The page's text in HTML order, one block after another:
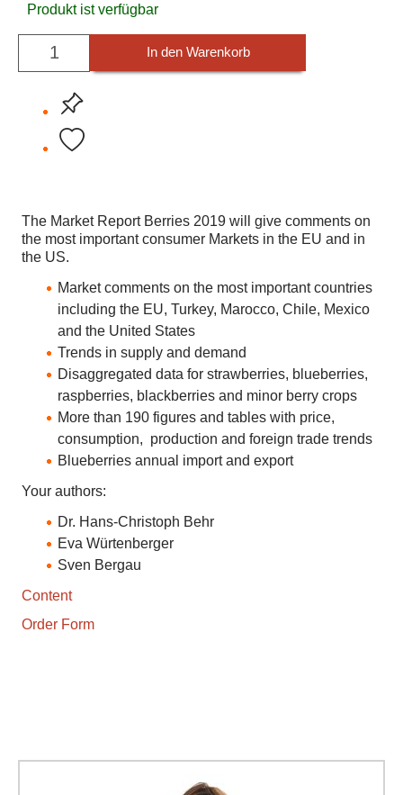
Produkt ist verfügbar
In den Warenkorb
The Market Report Berries 2019 will give comments on
the most important consumer Markets in the EU and in
the US.
Market comments on the most important countries
including the EU, Turkey, Marocco, Chile, Mexico
and the United States
Trends in supply and demand
Disaggregated data for strawberries, blueberries,
raspberries, blackberries and minor berry crops
More than 190 figures and tables with price,
consumption, production and foreign trade trends
Blueberries annual import and export
Your authors:
Dr. Hans-Christoph Behr
Eva Würtenberger
Sven Bergau
Content
Order Form